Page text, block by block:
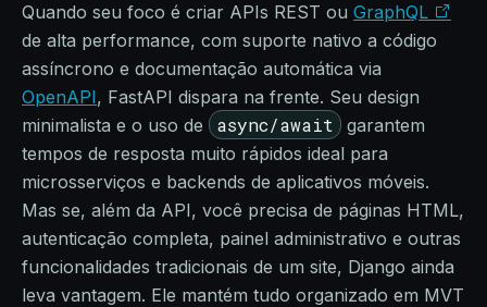
Quando seu foco é criar APIs REST ou GraphQL
de alta performance, com suporte nativo a código
assíncrono e documentação automática via
OpenAPI, FastAPI dispara na frente. Seu design
minimalista e o uso de
async/await
garantem
tempos de resposta muito rápidos ideal para
microsserviços e backends de aplicativos móveis.
Mas se, além da API, você precisa de páginas HTML,
autenticação completa, painel administrativo e outras
funcionalidades tradicionais de um site, Django ainda
leva vantagem. Ele mantém tudo organizado em MVT